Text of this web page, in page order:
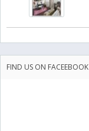
FIND US ON FACEEBOOK